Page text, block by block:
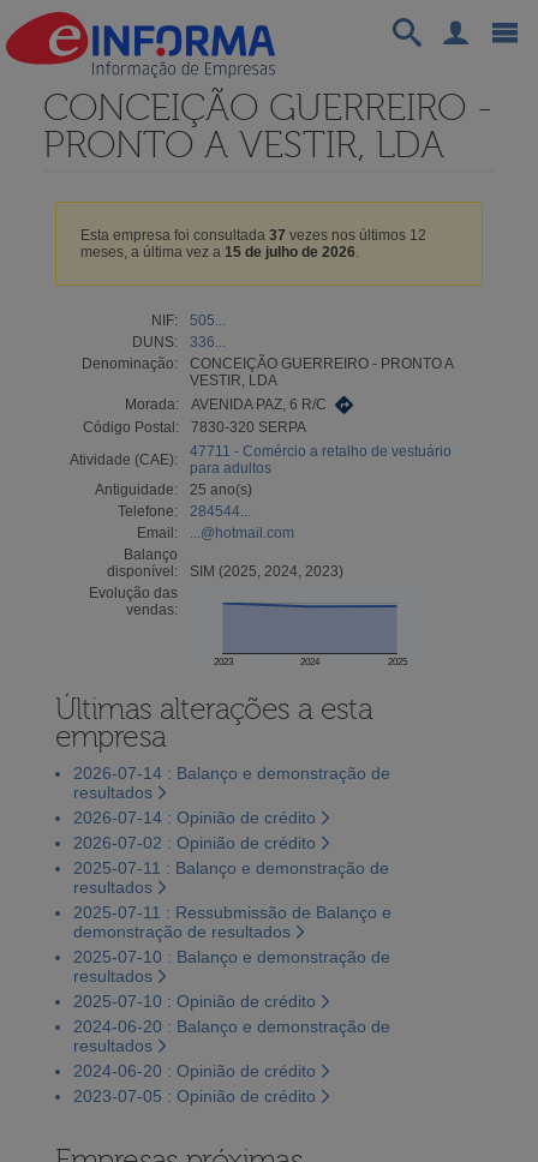
CONCEIÇÃO GUERREIRO -
PRONTO A VESTIR, LDA
Esta empresa foi consultada 37 vezes nos últimos 12
meses, a última vez a 15 de julho de 2026.
NIF:
505...
DUNS:
336...
Denominação:
CONCEIÇÃO GUERREIRO - PRONTO A
VESTIR, LDA
Morada:
AVENIDA PAZ, 6 R/C
Código Postal:
7830-320 SERPA
Atividade (CAE):
47711 - Comércio a retalho de vestuário
para adultos
Antiguidade:
25 ano(s)
Telefone:
284544...
Email:
...@hotmail.com
Balanço
disponível:
SIM (2025, 2024, 2023)
Evolução das
vendas:
2023 2024 2025
Últimas alterações a esta
empresa
2026-07-14 : Balanço e demonstração de
resultados
2026-07-14 : Opinião de crédito
2026-07-02 : Opinião de crédito
2025-07-11 : Balanço e demonstração de
resultados
2025-07-11 : Ressubmissão de Balanço e
demonstração de resultados
2025-07-10 : Balanço e demonstração de
resultados
2025-07-10 : Opinião de crédito
2024-06-20 : Balanço e demonstração de
resultados
2024-06-20 : Opinião de crédito
2023-07-05 : Opinião de crédito